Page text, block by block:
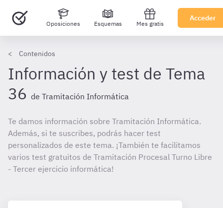
Oposiciones Esquemas Mes gratis
Acceder
Contenidos
Información y test de Tema
36 de Tramitación Informática
Te damos información sobre Tramitación Informática.
Además, si te suscribes, podrás hacer test
personalizados de este tema. ¡También te facilitamos
varios test gratuitos de Tramitación Procesal Turno Libre
- Tercer ejercicio informática!